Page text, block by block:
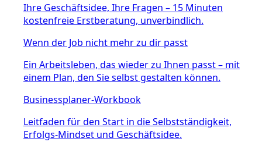
Ihre Geschäftsidee, Ihre Fragen – 15 Minuten
kostenfreie Erstberatung, unverbindlich.
Wenn der Job nicht mehr zu dir passt
Ein Arbeitsleben, das wieder zu Ihnen passt – mit
einem Plan, den Sie selbst gestalten können.
Businessplaner-Workbook
Leitfaden für den Start in die Selbstständigkeit,
Erfolgs-Mindset und Geschäftsidee.